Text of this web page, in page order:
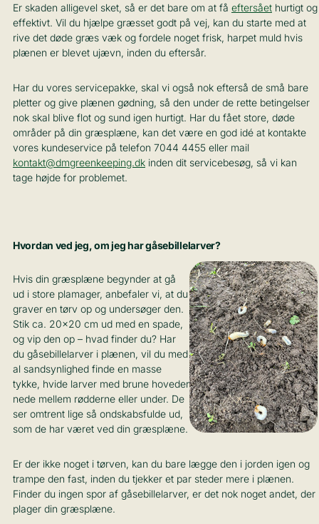
Er skaden alligevel sket, så er det bare om at få eftersået hurtigt og
effektivt. Vil du hjælpe græsset godt på vej, kan du starte med at
rive det døde græs væk og fordele noget frisk, harpet muld hvis
plænen er blevet ujævn, inden du eftersår.
Har du vores servicepakke, skal vi også nok efterså de små bare
pletter og give plænen gødning, så den under de rette betingelser
nok skal blive flot og sund igen hurtigt. Har du fået store, døde
områder på din græsplæne, kan det være en god idé at kontakte
vores kundeservice på telefon 7044 4455 eller mail
kontakt@dmgreenkeeping.dk inden dit servicebesøg, så vi kan
tage højde for problemet.
Hvordan ved jeg, om jeg har gåsebillelarver?
Hvis din græsplæne begynder at gå
ud i store plamager, anbefaler vi, at du
graver en tørv op og undersøger den.
Stik ca. 20x20 cm ud med en spade,
og vip den op – hvad finder du? Har
du gåsebillelarver i plænen, vil du med
al sandsynlighed finde en masse
tykke, hvide larver med brune hoveder
nede mellem rødderne eller under. De
ser omtrent lige så ondskabsfulde ud,
som de har været ved din græsplæne.
Er der ikke noget i tørven, kan du bare lægge den i jorden igen og
trampe den fast, inden du tjekker et par steder mere i plænen.
Finder du ingen spor af gåsebillelarver, er det nok noget andet, der
plager din græsplæne.